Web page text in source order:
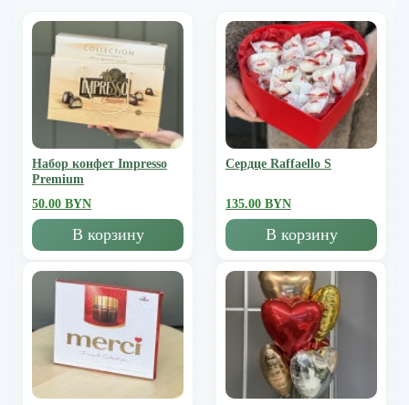
Набор конфет Impresso
Premium
50.00 BYN
В корзину
Сердце Raffaello S
135.00 BYN
В корзину